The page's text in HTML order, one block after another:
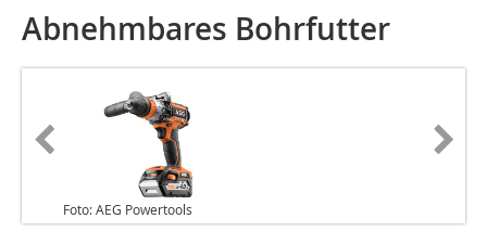
Abnehmbares Bohrfutter
Foto: AEG Powertools